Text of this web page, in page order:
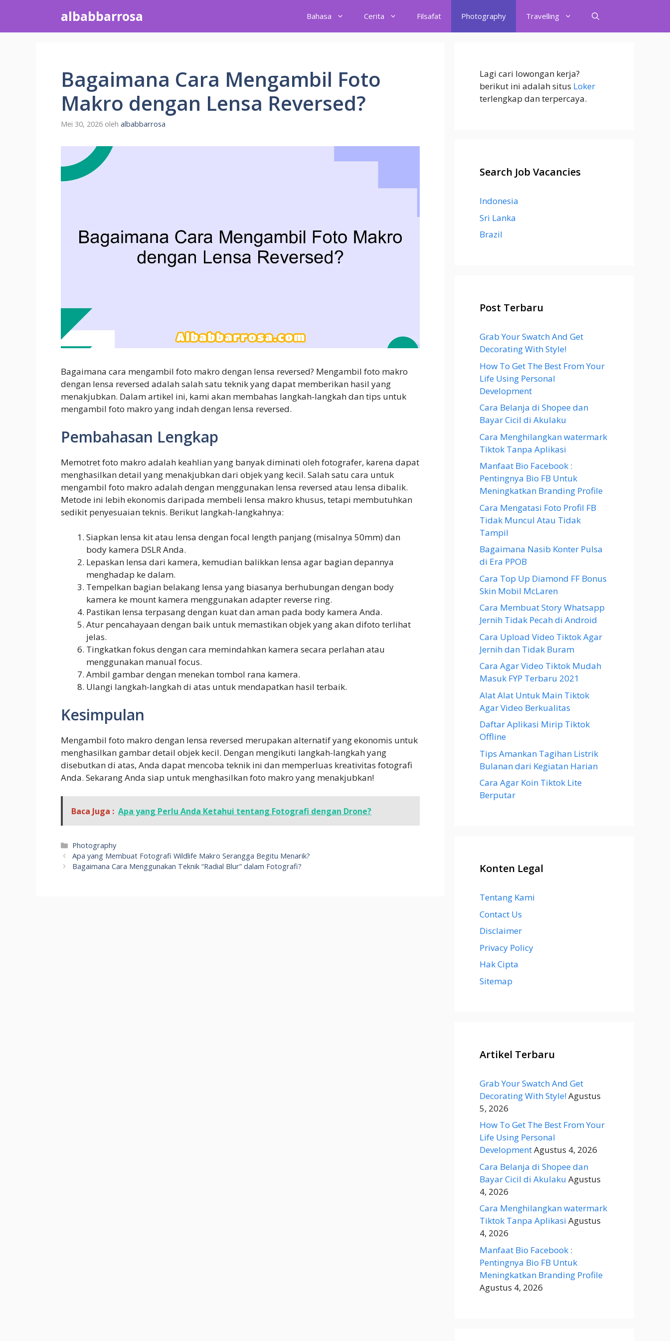
isi
albabbarrosa Bahasa Cerita Filsafat Photography Travelling
Bagaimana Cara Mengambil Foto
Makro dengan Lensa Reversed?
Mei 30, 2026 oleh albabbarrosa
Bagaimana cara mengambil foto makro dengan lensa reversed? Mengambil foto makro
dengan lensa reversed adalah salah satu teknik yang dapat memberikan hasil yang
menakjubkan. Dalam artikel ini, kami akan membahas langkah-langkah dan tips untuk
mengambil foto makro yang indah dengan lensa reversed.
Pembahasan Lengkap
Memotret foto makro adalah keahlian yang banyak diminati oleh fotografer, karena dapat
menghasilkan detail yang menakjubkan dari objek yang kecil. Salah satu cara untuk
mengambil foto makro adalah dengan menggunakan lensa reversed atau lensa dibalik.
Metode ini lebih ekonomis daripada membeli lensa makro khusus, tetapi membutuhkan
sedikit penyesuaian teknis. Berikut langkah-langkahnya:
Siapkan lensa kit atau lensa dengan focal length panjang (misalnya 50mm) dan
body kamera DSLR Anda.
Lepaskan lensa dari kamera, kemudian balikkan lensa agar bagian depannya
menghadap ke dalam.
Tempelkan bagian belakang lensa yang biasanya berhubungan dengan body
kamera ke mount kamera menggunakan adapter reverse ring.
Pastikan lensa terpasang dengan kuat dan aman pada body kamera Anda.
Atur pencahayaan dengan baik untuk memastikan objek yang akan difoto terlihat
jelas.
Tingkatkan fokus dengan cara memindahkan kamera secara perlahan atau
menggunakan manual focus.
Ambil gambar dengan menekan tombol rana kamera.
Ulangi langkah-langkah di atas untuk mendapatkan hasil terbaik.
Kesimpulan
Mengambil foto makro dengan lensa reversed merupakan alternatif yang ekonomis untuk
menghasilkan gambar detail objek kecil. Dengan mengikuti langkah-langkah yang
disebutkan di atas, Anda dapat mencoba teknik ini dan memperluas kreativitas fotografi
Anda. Sekarang Anda siap untuk menghasilkan foto makro yang menakjubkan!
Baca Juga : Apa yang Perlu Anda Ketahui tentang Fotografi dengan Drone?
Kategori
Photography
Apa yang Membuat Fotografi Wildlife Makro Serangga Begitu Menarik?
Bagaimana Cara Menggunakan Teknik “Radial Blur” dalam Fotografi?
Lagi cari lowongan kerja?
berikut ini adalah situs Loker
terlengkap dan terpercaya.
Search Job Vacancies
Indonesia
Sri Lanka
Brazil
Post Terbaru
Grab Your Swatch And Get
Decorating With Style!
How To Get The Best From Your
Life Using Personal
Development
Cara Belanja di Shopee dan
Bayar Cicil di Akulaku
Cara Menghilangkan watermark
Tiktok Tanpa Aplikasi
Manfaat Bio Facebook :
Pentingnya Bio FB Untuk
Meningkatkan Branding Profile
Cara Mengatasi Foto Profil FB
Tidak Muncul Atau Tidak
Tampil
Bagaimana Nasib Konter Pulsa
di Era PPOB
Cara Top Up Diamond FF Bonus
Skin Mobil McLaren
Cara Membuat Story Whatsapp
Jernih Tidak Pecah di Android
Cara Upload Video Tiktok Agar
Jernih dan Tidak Buram
Cara Agar Video Tiktok Mudah
Masuk FYP Terbaru 2021
Alat Alat Untuk Main Tiktok
Agar Video Berkualitas
Daftar Aplikasi Mirip Tiktok
Offline
Tips Amankan Tagihan Listrik
Bulanan dari Kegiatan Harian
Cara Agar Koin Tiktok Lite
Berputar
Konten Legal
Tentang Kami
Contact Us
Disclaimer
Privacy Policy
Hak Cipta
Sitemap
Artikel Terbaru
Grab Your Swatch And Get
Decorating With Style!Agustus
5, 2026
How To Get The Best From Your
Life Using Personal
DevelopmentAgustus 4, 2026
Cara Belanja di Shopee dan
Bayar Cicil di Akulaku Agustus
4, 2026
Cara Menghilangkan watermark
Tiktok Tanpa Aplikasi Agustus
4, 2026
Manfaat Bio Facebook :
Pentingnya Bio FB Untuk
Meningkatkan Branding Profile
Agustus 4, 2026